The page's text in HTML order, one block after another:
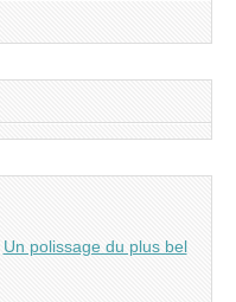
Un polissage du plus bel